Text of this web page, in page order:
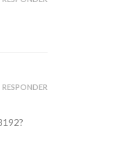
RESPONDER